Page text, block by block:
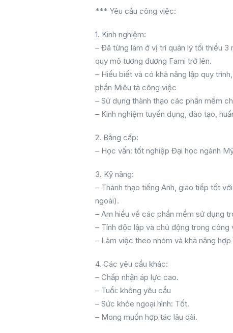
*** Yêu cầu công việc:
1. Kinh nghiệm:
– Đã từng làm ở vị trí quản lý tối thiểu
quy mô tương đương Fami trở lên.
– Hiểu biết và có khả năng lập quy
phần Miêu tả công việc
– Sử dụng thành thạo các phần mềm
– Kinh nghiệm tuyển dụng, đào tạo,
2. Bằng cấp:
– Học vấn: tốt nghiệp Đại học ngành
3. Kỹ năng:
– Thành thạo tiếng Anh, giao tiếp tốt
ngoài).
– Am hiểu về các phần mềm sử dụng
– Tính độc lập và chủ động trong công
– Làm việc theo nhóm và khả năng
4. Các yêu cầu khác:
– Chấp nhận áp lực cao.
– Tuổi: không yêu cầu
– Sức khỏe ngoại hình: Tốt.
– Mong muốn hợp tác lâu dài.